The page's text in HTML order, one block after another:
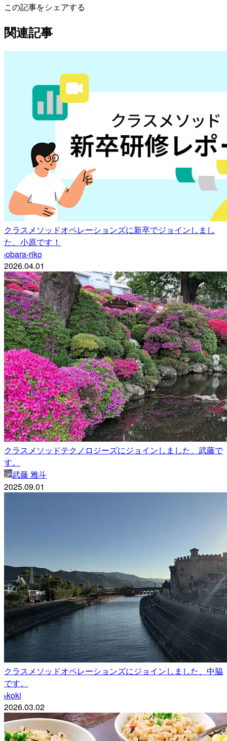
この記事をシェアする
関連記事
クラスメソッドオペレーションズに新卒でジョインしまし
た、小原です！
robara-riko
2026.04.01
クラスメソッドテクノロジーズにジョインしました、武藤で
す。
武藤 雅斗
2025.09.01
クラスメソッドオペレーションズにジョインしました、中脇
です。
kkoki
2026.03.02